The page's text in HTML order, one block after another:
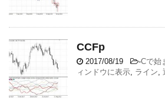
CCFp
2017/08/19 -Cで始
ィンドウに表示 ライン